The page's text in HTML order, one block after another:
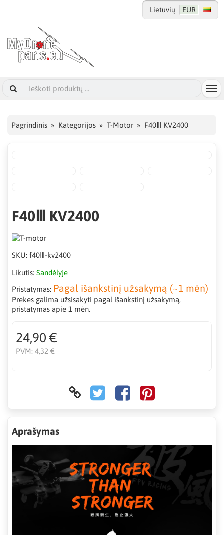
Lietuvių EUR
Pagrindinis Kategorijos T-Motor F40Ⅲ KV2400
F40Ⅲ KV2400
SKU: f40Ⅲ-kv2400
Likutis: Sandėlyje
Pristatymas: Pagal išankstinį užsakymą (~1 mėn)
Prekes galima užsisakyti pagal išankstinį užsakymą,
pristatymas apie 1 mėn.
24,90 €
PVM: 4,32 €
Aprašymas